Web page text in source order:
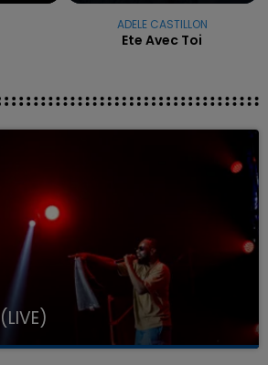
ADELE CASTILLON
Ete Avec Toi